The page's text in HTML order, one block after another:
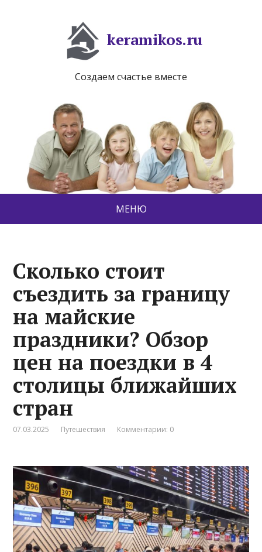
keramikos.ru
Создаем счастье вместе
МЕНЮ
Сколько стоит
съездить за границу
на майские
праздники? Обзор
цен на поездки в 4
столицы ближайших
стран
07.03.2025 Путешествия Комментарии: 0